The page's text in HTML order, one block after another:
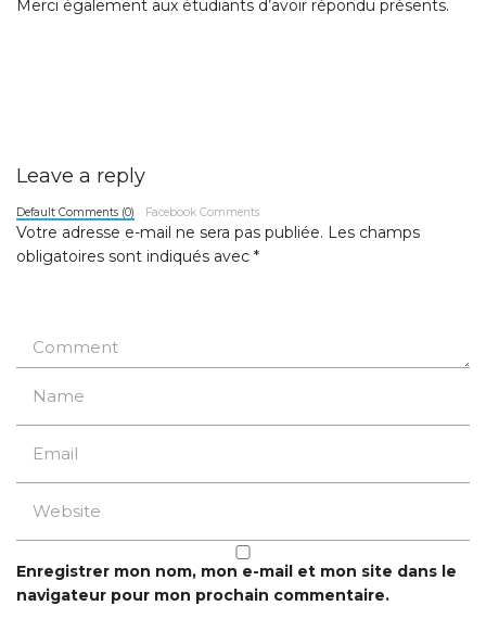
Merci également aux étudiants d’avoir répondu présents.
Leave a reply
Default Comments (0) Facebook Comments
Votre adresse e-mail ne sera pas publiée. Les champs
obligatoires sont indiqués avec *
Enregistrer mon nom, mon e-mail et mon site dans le
navigateur pour mon prochain commentaire.